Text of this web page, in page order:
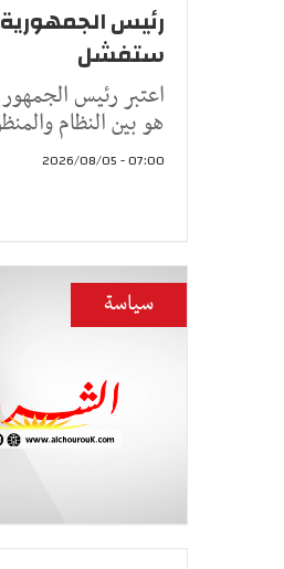
رئيس
ستفشل
اعتبر رئيس
هو بين النظام
07:00 - 2026/08/05
سياسة